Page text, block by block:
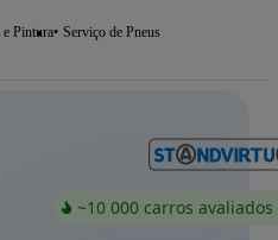
e Pintura Serviço de Pneus
~10 000 carros